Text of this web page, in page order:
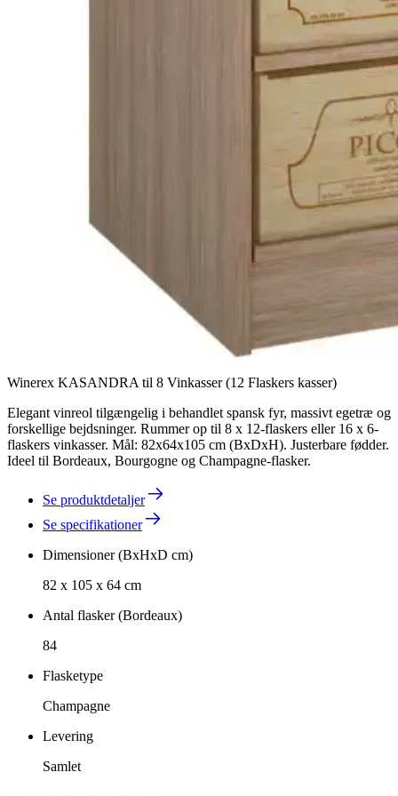
Winerex KASANDRA til 8 Vinkasser (12 Flaskers kasser)
Elegant vinreol tilgængelig i behandlet spansk fyr, massivt egetræ og
forskellige bejdsninger. Rummer op til 8 x 12-flaskers eller 16 x 6-
flaskers vinkasser. Mål: 82x64x105 cm (BxDxH). Justerbare fødder.
Ideel til Bordeaux, Bourgogne og Champagne-flasker.
Se produktdetaljer
Se specifikationer
Dimensioner (BxHxD cm)
82 x 105 x 64 cm
Antal flasker (Bordeaux)
84
Flasketype
Champagne
Levering
Samlet